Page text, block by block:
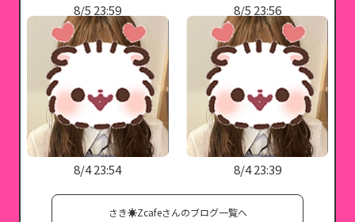
8/5 23:59 8/5 23:56
8/4 23:54 8/4 23:39
さき☀️Zcafeさんのブログ一覧へ